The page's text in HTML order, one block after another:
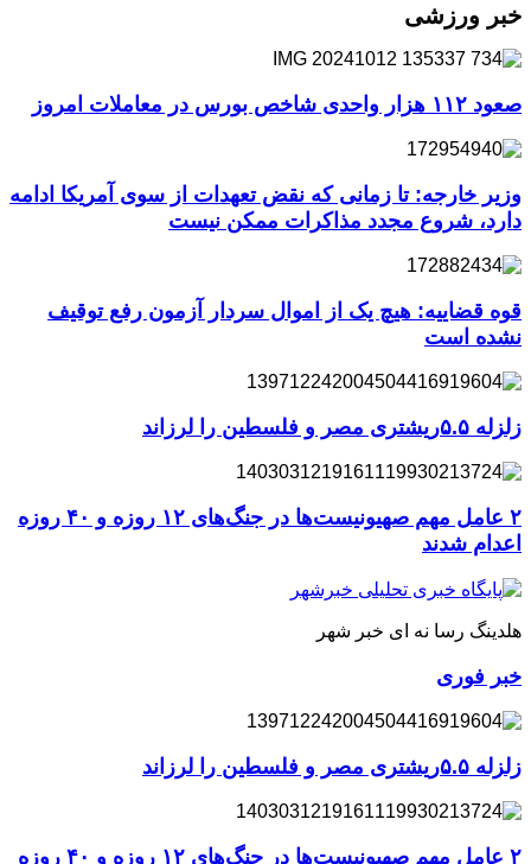
خبر ورزشی
صعود ۱۱۲ هزار واحدی شاخص بورس در معاملات امروز
وزیر خارجه: تا زمانی که نقض تعهدات از سوی آمریکا ادامه
دارد، شروع مجدد مذاکرات ممکن نیست
قوه قضاییه: هیچ یک از اموال سردار آزمون رفع توقیف
نشده است
زلزله ۵.۵ریشتری مصر و فلسطین را لرزاند
۲ عامل مهم صهیونیست‌ها در جنگ‌های ۱۲ روزه و ۴۰ روزه
اعدام شدند
هلدینگ رسا نه ای خبر شهر
خبر فوری
زلزله ۵.۵ریشتری مصر و فلسطین را لرزاند
۲ عامل مهم صهیونیست‌ها در جنگ‌های ۱۲ روزه و ۴۰ روزه